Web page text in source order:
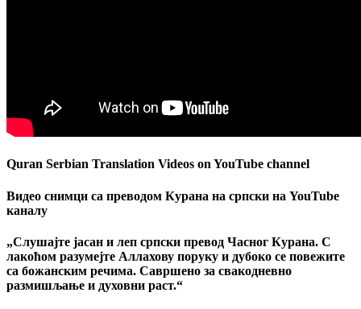
Quran Serbian Translation Videos on YouTube channel
Видео снимци са преводом Курана на српски на YouTube
каналу
„Слушајте јасан и леп српски превод Часног Курана. С
лакоћом разумејте Аллахову поруку и дубоко се повежите
са божанским речима. Савршено за свакодневно
размишљање и духовни раст.“